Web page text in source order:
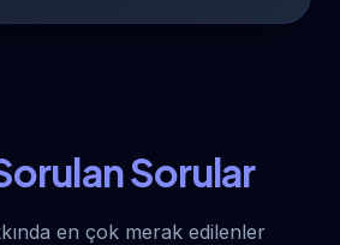
Sorular
en çok merak edilenler